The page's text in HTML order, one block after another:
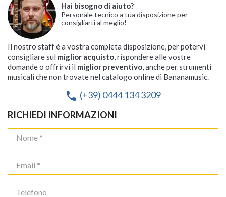
Hai bisogno di aiuto?
Personale tecnico a tua disposizione per
consigliarti al meglio!
Il nostro staff è a vostra completa disposizione, per potervi
consigliare sul miglior acquisto, rispondere alle vostre
domande o offrirvi il miglior preventivo, anche per strumenti
musicali che non trovate nel catalogo online di Bananamusic.
phone (+39) 0444 134 3209
RICHIEDI INFORMAZIONI